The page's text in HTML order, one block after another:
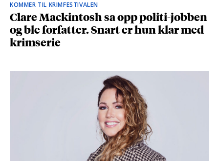
KOMMER TIL KRIMFESTIVALEN
Clare Mackintosh sa opp politi-jobben
og ble forfatter. Snart er hun klar med
krimserie